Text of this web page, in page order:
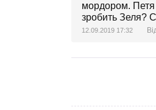
мордором. Петя
зробить Зеля?
12.09.2019 17:32